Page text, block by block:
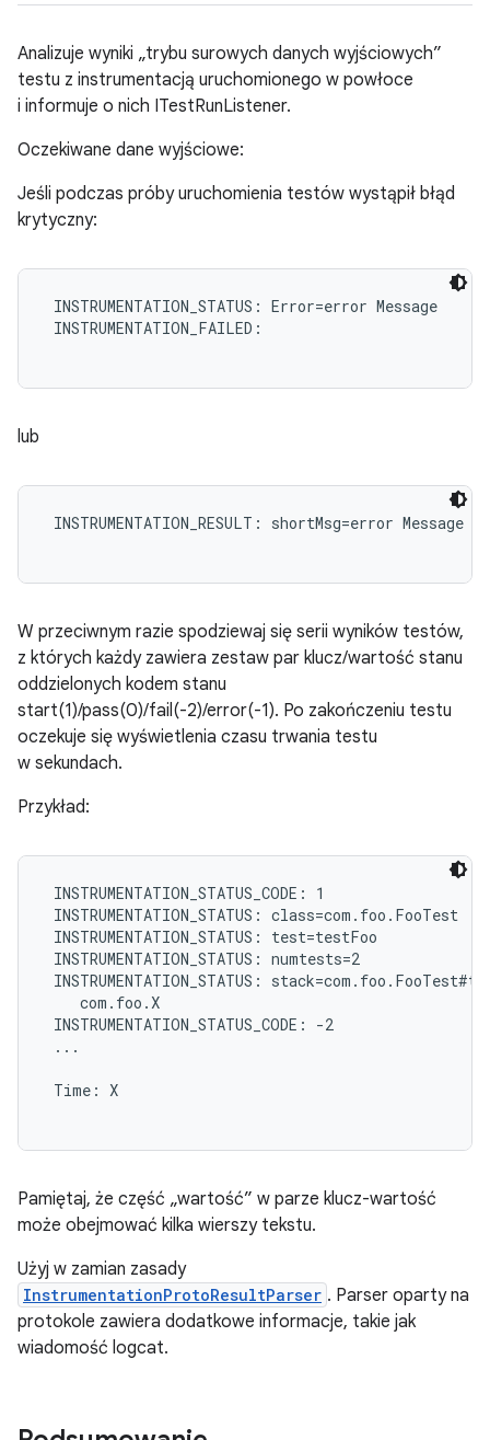
Analizuje wyniki „trybu surowych danych wyjściowych”
testu z instrumentacją uruchomionego w powłoce
i informuje o nich ITestRunListener.
Oczekiwane dane wyjściowe:
Jeśli podczas próby uruchomienia testów wystąpił błąd
krytyczny:
INSTRUMENTATION_STATUS: Error=error Message
INSTRUMENTATION_FAILED:
lub
INSTRUMENTATION_RESULT: shortMsg=error Message
W przeciwnym razie spodziewaj się serii wyników testów,
z których każdy zawiera zestaw par klucz/wartość stanu
oddzielonych kodem stanu
start(1)/pass(0)/fail(-2)/error(-1). Po zakończeniu testu
oczekuje się wyświetlenia czasu trwania testu
w sekundach.
Przykład:
INSTRUMENTATION_STATUS_CODE: 1
INSTRUMENTATION_STATUS: class=com.foo.FooTest
INSTRUMENTATION_STATUS: test=testFoo
INSTRUMENTATION_STATUS: numtests=2
INSTRUMENTATION_STATUS:
    com.foo.X
INSTRUMENTATION_STATUS_CODE: -2
...
Time: X
Pamiętaj, że część „wartość” w parze klucz-wartość
może obejmować kilka wierszy tekstu.
Użyj w zamian zasady
InstrumentationProtoResultParser . Parser oparty na
protokole zawiera dodatkowe informacje, takie jak
wiadomość logcat.